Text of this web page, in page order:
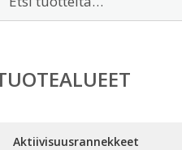
Aktiivisuusrannekkeet